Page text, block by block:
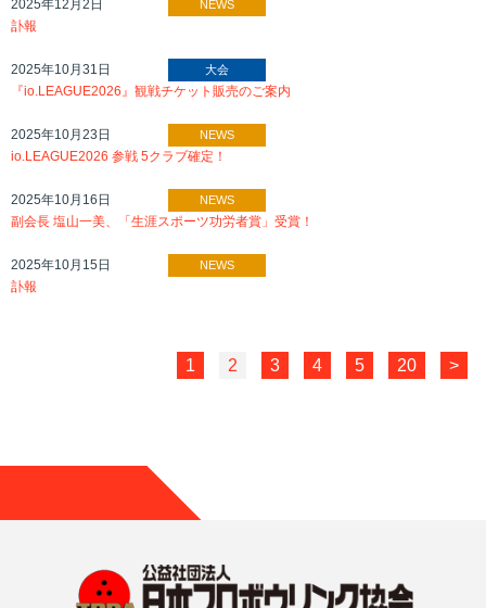
2025年12月2日 NEWS
訃報
2025年10月31日 大会
『io.LEAGUE2026』観戦チケット販売のご案内
2025年10月23日 NEWS
io.LEAGUE2026 参戦 5クラブ確定！
2025年10月16日 NEWS
副会長 塩山一美、「生涯スポーツ功労者賞」受賞！
2025年10月15日 NEWS
訃報
1 2 3 4 5 20 >